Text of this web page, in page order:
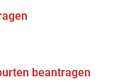
beantragen